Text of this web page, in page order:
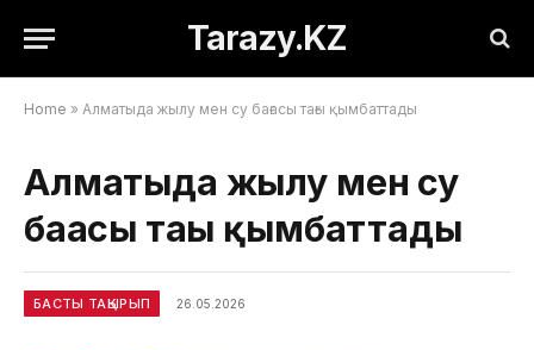
Tarazy.KZ
Home » Алматыда жылу мен су бағасы тағы қымбаттады
Алматыда жылу мен су
бағасы тағы қымбаттады
БАСТЫ ТАҚЫРЫП 26.05.2026